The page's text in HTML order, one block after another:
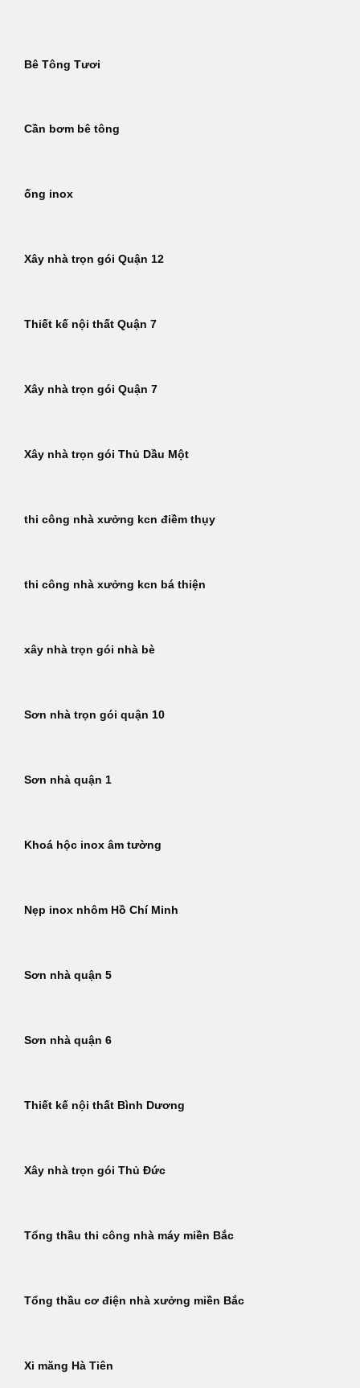
dungBê Tông Tươi
Cần bơm bê tông
ống inox
Xây nhà trọn gói Quận 12
Thiết kế nội thất Quận 7
Xây nhà trọn gói Quận 7
Xây nhà trọn gói Thủ Dầu Một
thi công nhà xưởng kcn điềm thụy
thi công nhà xưởng kcn bá thiện
xây nhà trọn gói nhà bè
Sơn nhà trọn gói quận 10
Sơn nhà quận 1
Khoá hộc inox âm tường
Nẹp inox nhôm Hồ Chí Minh
Sơn nhà quận 5
Sơn nhà quận 6
Thiết kế nội thất Bình Dương
Xây nhà trọn gói Thủ Đức
Tổng thầu thi công nhà máy miền Bắc
Tổng thầu cơ điện nhà xưởng miền Bắc
Xi măng Hà Tiên